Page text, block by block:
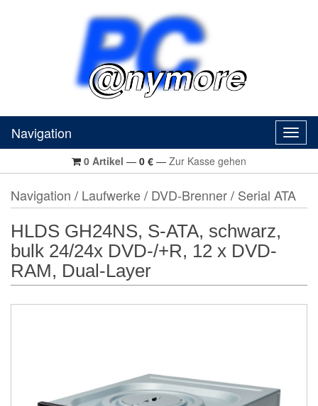
Navigation
0 Artikel — 0 € — Zur Kasse gehen
Navigation / Laufwerke/ DVD-Brenner/ Serial ATA
HLDS GH24NS, S-ATA, schwarz,
bulk 24/24x DVD-/+R, 12 x DVD-
RAM, Dual-Layer